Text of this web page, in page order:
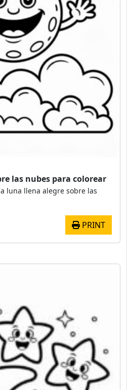
las nubes para colorear
luna llena alegre sobre las
PRINT